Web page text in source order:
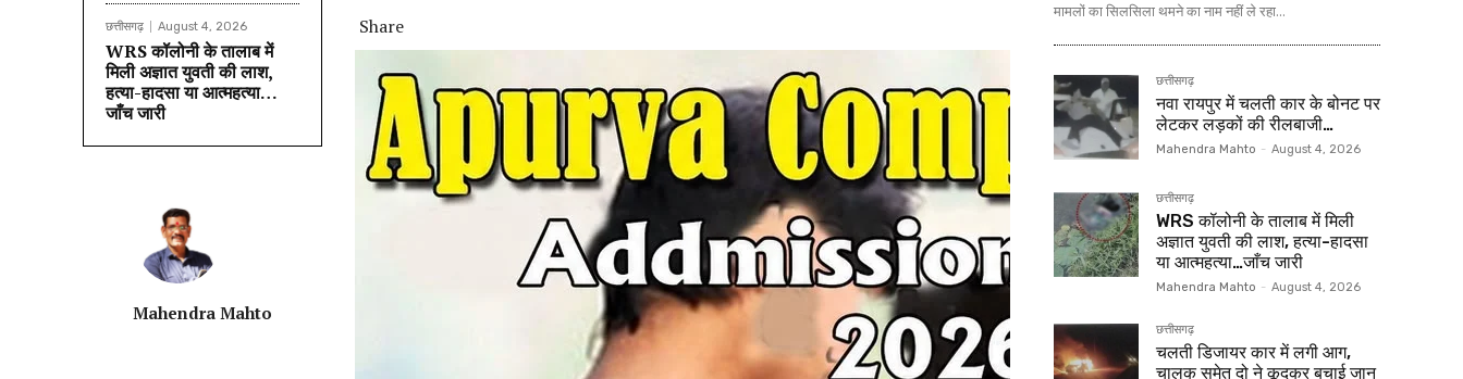
छत्तीसगढ़ August 4, 2026
WRS कॉलोनी के तालाब में
मिली अज्ञात युवती की लाश,
हत्या-हादसा या आत्महत्या…
जाँच जारी
Mahendra Mahto
Share
मामलों का सिलसिला थमने का नाम नहीं ले रहा...
छत्तीसगढ़
नवा रायपुर में चलती कार के बोनट पर
लेटकर लड़कों की रीलबाजी…
Mahendra Mahto - August 4, 2026
छत्तीसगढ़
WRS कॉलोनी के तालाब में मिली
अज्ञात युवती की लाश, हत्या-हादसा
या आत्महत्या…जाँच जारी
Mahendra Mahto - August 4, 2026
छत्तीसगढ़
चलती डिजायर कार में लगी आग,
चालक समेत दो ने कूदकर बचाई जान